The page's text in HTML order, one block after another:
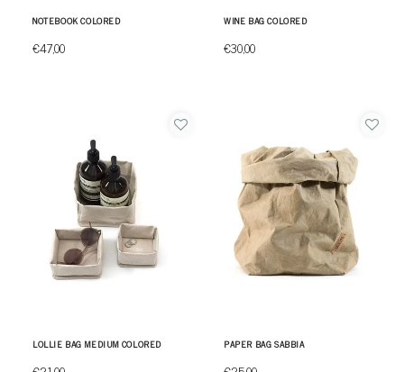
NOTEBOOK COLORED
€47,00
WINE BAG COLORED
€30,00
LOLLIE BAG MEDIUM COLORED PAPER BAG SABBIA